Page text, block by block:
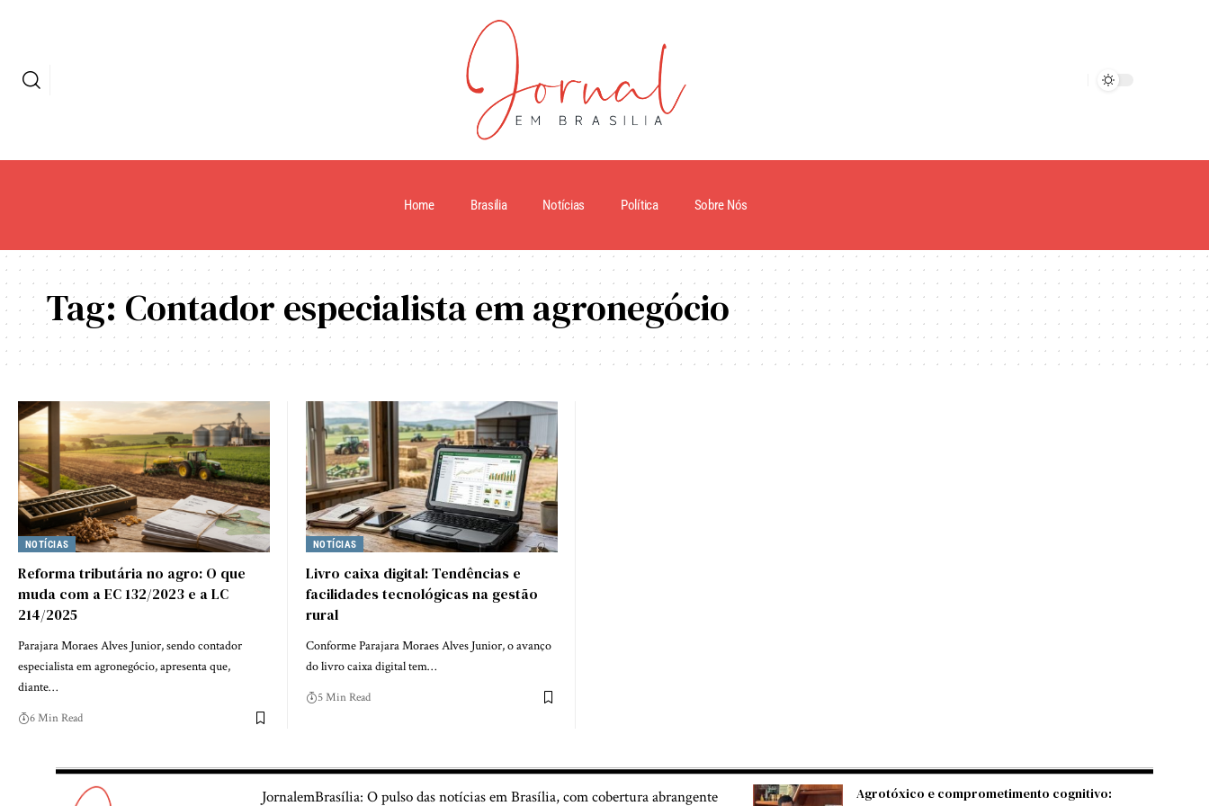
Home Brasilia Notícias Política Sobre Nós
Tag: Contador especialista em agronegócio
NOTÍCIAS
Reforma tributária no agro: O que
muda com a EC 132/2023 e a LC
214/2025
Parajara Moraes Alves Junior, sendo contador
especialista em agronegócio, apresenta que,
diante…
6 Min Read
NOTÍCIAS
Livro caixa digital: Tendências e
facilidades tecnológicas na gestão
rural
Conforme Parajara Moraes Alves Junior, o avanço
do livro caixa digital tem…
5 Min Read
JornalemBrasília: O pulso das notícias em Brasília, com cobertura abrangente
Agrotóxico e comprometimento cognitivo: